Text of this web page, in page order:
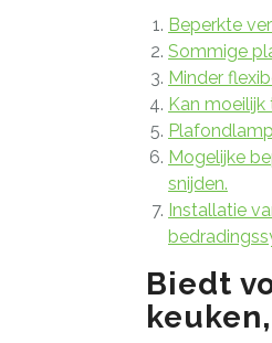
Beperkte
Sommige
Minder
Kan
Mogelijke
snijden.
Installatie
Biedt